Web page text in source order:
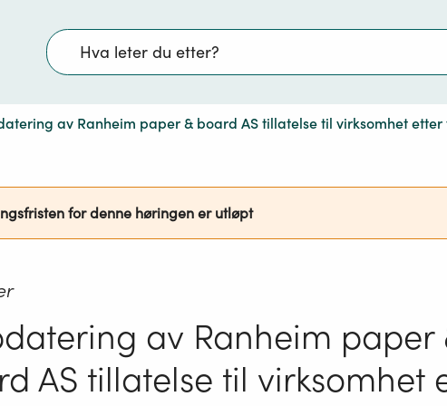
Søk
av Ranheim paper & board AS tillatelse til virksomhet etter
for denne høringen er utløpt
av Ranheim paper
AS tillatelse til virksomhet